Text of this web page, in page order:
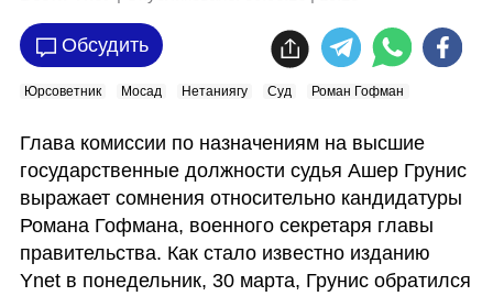
Обсудить
Юрсоветник Мосад Нетаниягу Суд Роман Гофман
Глава комиссии по назначениям на высшие
государственные должности судья Ашер Грунис
выражает сомнения относительно кандидатуры
Романа Гофмана, военного секретаря главы
правительства. Как стало известно изданию
Ynet в понедельник, 30 марта, Грунис обратился